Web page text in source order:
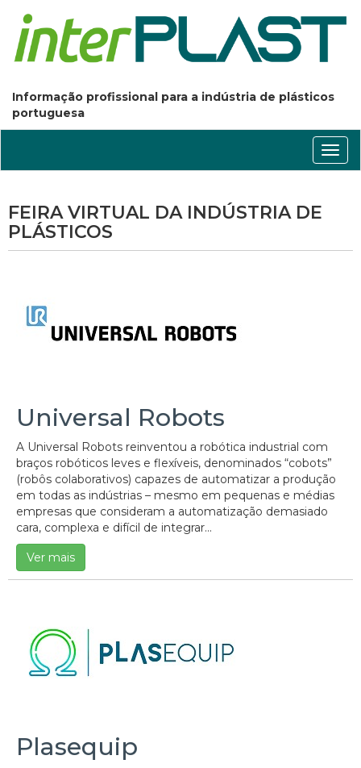
Informação profissional para a indústria de plásticos
portuguesa
FEIRA VIRTUAL DA INDÚSTRIA DE
PLÁSTICOS
Universal Robots
A Universal Robots reinventou a robótica industrial com
braços robóticos leves e flexíveis, denominados “cobots”
(robôs colaborativos) capazes de automatizar a produção
em todas as indústrias – mesmo em pequenas e médias
empresas que consideram a automatização demasiado
cara, complexa e difícil de integrar...
Ver mais
Plasequip